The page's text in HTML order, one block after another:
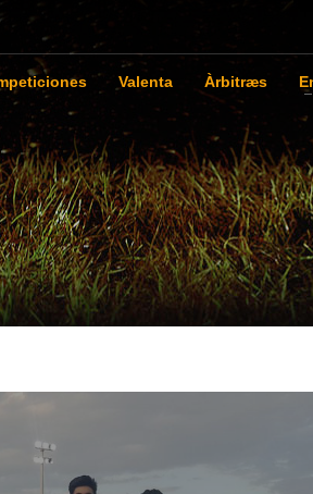
Valenta Àrbitræs